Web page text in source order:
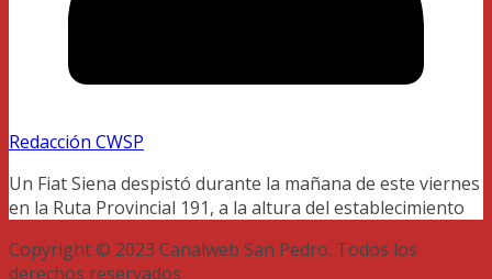
Redacción CWSP
Un Fiat Siena despistó durante la mañana de este viernes
en la Ruta Provincial 191, a la altura del establecimiento